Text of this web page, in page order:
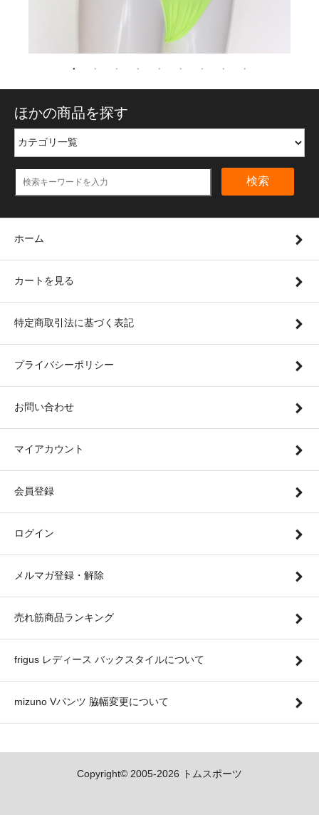
ほかの商品を探す
検索
ホーム
カートを見る
特定商取引法に基づく表記
プライバシーポリシー
お問い合わせ
マイアカウント
会員登録
ログイン
メルマガ登録・解除
売れ筋商品ランキング
frigus レディース バックスタイルについて
mizuno Vパンツ 脇幅変更について
Copyright© 2005-2026 トムスポーツ